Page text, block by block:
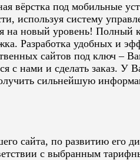
вёрстка под мобильные
используя систему
на новый уровень! Полный
Разработка удобных и
сайтов под ключ –
нами и сделать заказ. У
сильнейшую
сайта, по развитию его
с выбранным